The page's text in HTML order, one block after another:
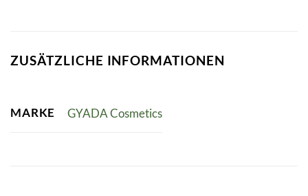
ZUSÄTZLICHE INFORMATIONEN
MARKE GYADA Cosmetics